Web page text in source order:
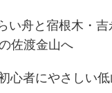
い舟と宿根木・吉
佐渡金山へ
心者にやさしい